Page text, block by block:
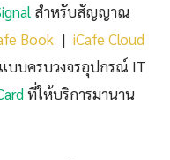
สำหรับสัญญาณ
Book | iCafe Cloud
แบบครบวงจรอุปกรณ์ IT
ที่ให้บริการมานาน